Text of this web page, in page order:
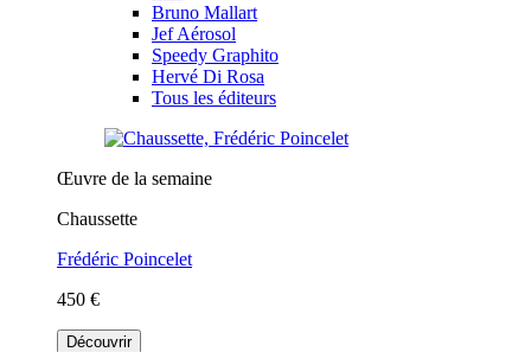
Bruno Mallart
Jef Aérosol
Speedy Graphito
Hervé Di Rosa
Tous les éditeurs
Œuvre de la semaine
Chaussette
Frédéric Poincelet
450 €
Découvrir